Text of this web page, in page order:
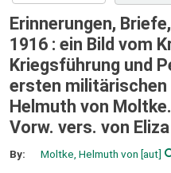
Erinnerungen,
1916 : ein Bild vom
Kriegsführung und
ersten militärischen
Helmuth von
Vorw. vers. von
By: Moltke, Helmuth von [aut]